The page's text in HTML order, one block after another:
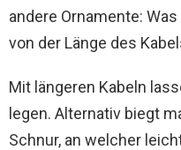
andere Ornamente:
von der Länge des
Mit längeren Kabeln
legen. Alternativ biegt
Schnur, an welcher